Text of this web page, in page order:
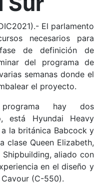
El parlamento
necesarios para
de definición de
del programa de
semanas donde el
el proyecto.
hay dos
está Hyundai Heavy
la británica Babcock y
clase Queen Elizabeth,
aliado con
en el diseño y
(C-550).